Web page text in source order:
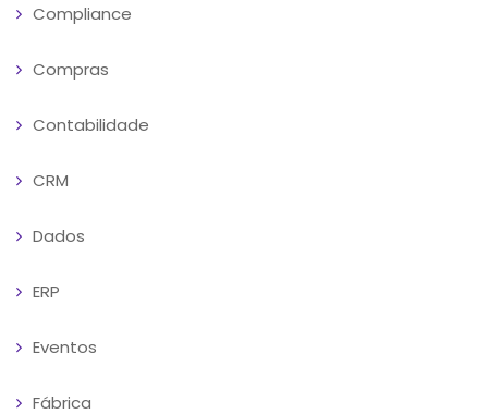
Compliance
Compras
Contabilidade
CRM
Dados
ERP
Eventos
Fábrica